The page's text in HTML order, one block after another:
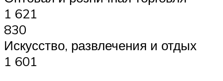
1 621
830
Искусство, развлечения и отдых
1 601